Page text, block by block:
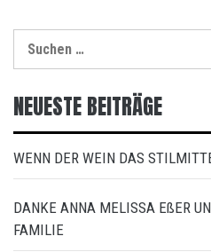
nach:
NEUESTE BEITRÄGE
WENN DER WEIN DAS
DANKE ANNA MELISSA EßER
FAMILIE